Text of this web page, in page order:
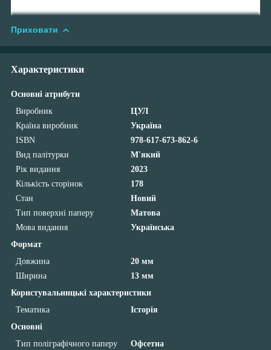
Приховати
Характеристики
Основні атрибути
Виробник
ЦУЛ
Країна виробник
Україна
ISBN
978-617-673-862-6
Вид палітурки
М'який
Рік видання
2023
Кількість сторінок
178
Стан
Новий
Тип поверхні паперу
Матова
Мова видання
Українська
Формат
Довжина
20 мм
Ширина
13 мм
Користувальницькі характеристики
Тематика
Історія
Основні
Тип поліграфічного паперу
Офсетна